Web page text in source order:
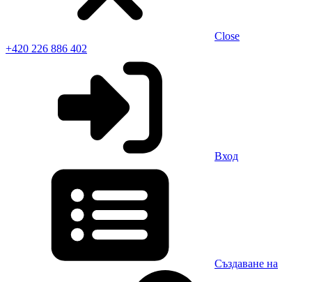
Close
+420 226 886 402
Вход
Създаване на